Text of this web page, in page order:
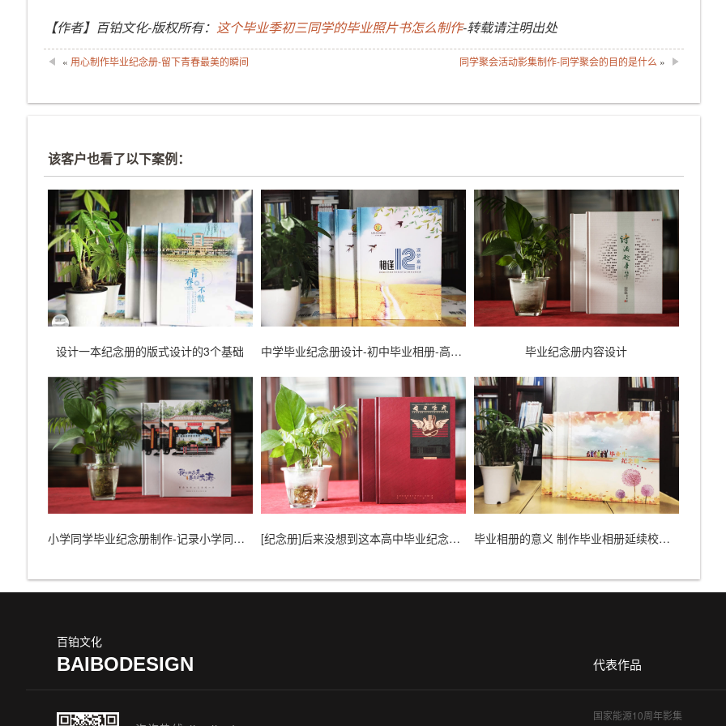
【作者】百铂文化-版权所有： 这个毕业季初三同学的毕业照片书怎么制作-转载请注明出处
« 用心制作毕业纪念册-留下青春最美的瞬间 同学聚会活动影集制作-同学聚会的目的是什么 »
该客户也看了以下案例：
设计一本纪念册的版式设计的3个基础 中学毕业纪念册设计-初中毕业相册-高中同学录 毕业纪念册内容设计
小学同学毕业纪念册制作-记录小学同学的成长历史 [纪念册]后来没想到这本高中毕业纪念册给我带来的思念！ 毕业相册的意义 制作毕业相册延续校园同学友谊！
百铂文化
BAIBODESIGN 代表作品
国家能源10周年影集